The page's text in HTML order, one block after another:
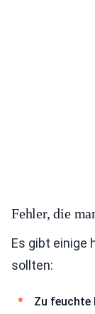
Fehler, die
Es gibt einige
sollten:
Zu feuchte